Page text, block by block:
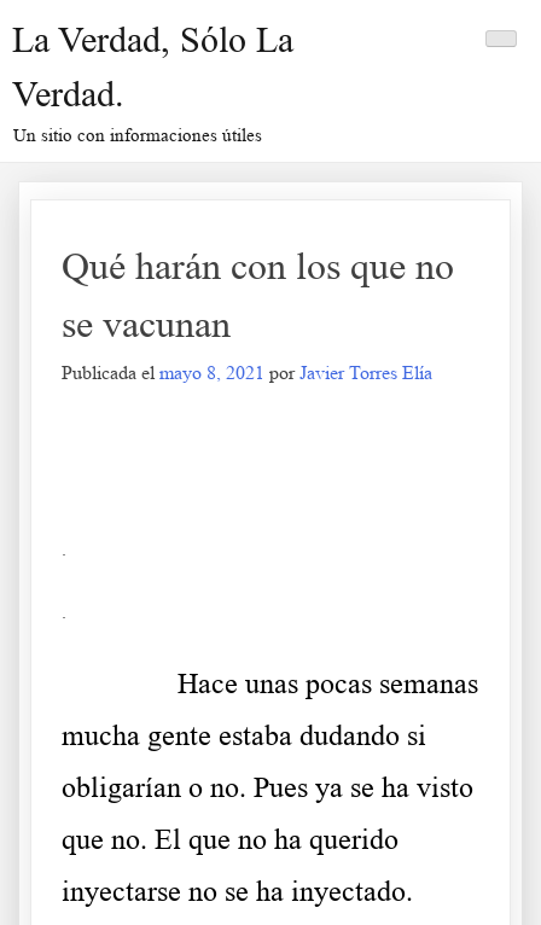
La Verdad, Sólo La
Verdad.
Un sitio con informaciones útiles
Qué harán con los que no
se vacunan
Publicada el mayo 8, 2021 porJavier Torres Elía
Hace unas pocas semanas
mucha gente estaba dudando si
obligarían o no. Pues ya se ha visto
que no. El que no ha querido
inyectarse no se ha inyectado.